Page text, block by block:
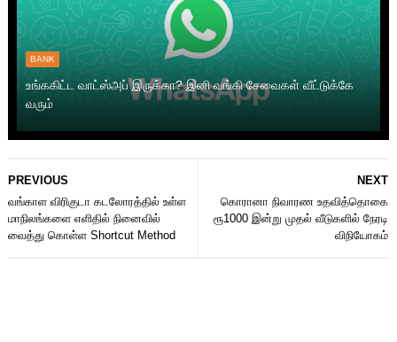
BANK
உங்ககிட்ட வாட்ஸ்அப் இருக்கா? இனி வங்கி சேவைகள் வீட்டுக்கே
வரும்
NEXT
கொரானா நிவாரண உதவித்தொகை
ரூ1000 இன்று முதல் வீடுகளில் நேரடி
விநியோகம்
PREVIOUS
வங்காள விரிகுடா கடலோரத்தில் உள்ள
மாநிலங்களை எளிதில் நினைவில்
வைத்து கொள்ள Shortcut Method